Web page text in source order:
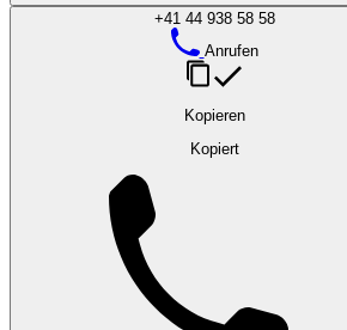
+41 44 938 58 58
Anrufen
Kopieren
Kopiert